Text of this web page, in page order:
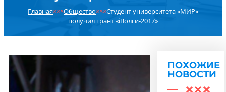
ДОПОБРАЗОВАНИЕ
ОБ УНИВЕРСИТЕТЕ
НОВОСТИ
РЕЗУЛЬТАТ ПОИСКА:
Главная×××Общество×××Студент университета «МИР»
получил грант «iВолги-2017»
ПОХОЖИЕ
НОВОСТИ